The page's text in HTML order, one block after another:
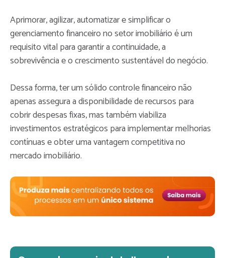
Aprimorar, agilizar, automatizar e simplificar o
gerenciamento financeiro no setor imobiliário é um
requisito vital para garantir a continuidade, a
sobrevivência e o crescimento sustentável do negócio.
Dessa forma, ter um sólido controle financeiro não
apenas assegura a disponibilidade de recursos para
cobrir despesas fixas, mas também viabiliza
investimentos estratégicos para implementar melhorias
contínuas e obter uma vantagem competitiva no
mercado imobiliário.